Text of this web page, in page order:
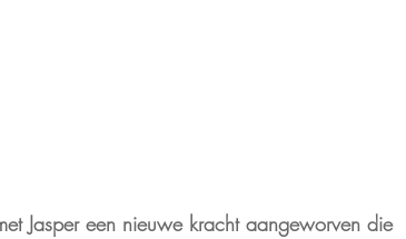
Jasper een nieuwe kracht aangeworven die